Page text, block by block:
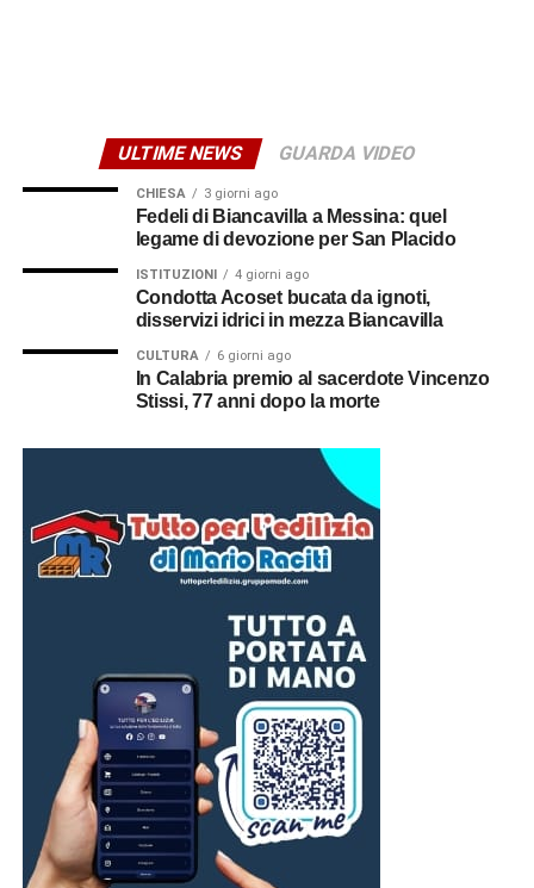
Da valutare a parte il
risarcimento danni
Diverso è il discorso per gli alimenti deteriorati nei
frigoriferi e nei congelatori o per eventuali
apparecchiature danneggiate. In questi casi non opera
l’indennizzo automatico, ma è possibile chiedere il
l’indirizzo della fornitura, la descrizione del blackout,
l’elenco dei beni danneggiati e una stima del loro valore.
È consigliabile allegare fotografie, scontrini d’acquisto, se
disponibili, e qualsiasi altro documento utile a dimostrare
il danno.
E-Distribuzione esaminerà la documentazione presentata
e valuterà la sussistenza dei presupposti per il
risarcimento. L’indennizzo automatico e il risarcimento dei
danni sono due strumenti distinti: il primo viene
riconosciuto automaticamente se ricorrono i requisiti
previsti dalla normativa, mentre il secondo richiede una
specifica istruttoria.
Per questo motivo è opportuno che i cittadini conservino
tutta la documentazione relativa agli alimenti andati
ULTIME NEWS GUARDA VIDEO
CHIESA 3 giorni ago
Fedeli di Biancavilla a Messina: quel
legame di devozione per San Placido
ISTITUZIONI 4 giorni ago
Condotta Acoset bucata da ignoti,
disservizi idrici in mezza Biancavilla
CULTURA 6 giorni ago
In Calabria premio al sacerdote Vincenzo
Stissi, 77 anni dopo la morte